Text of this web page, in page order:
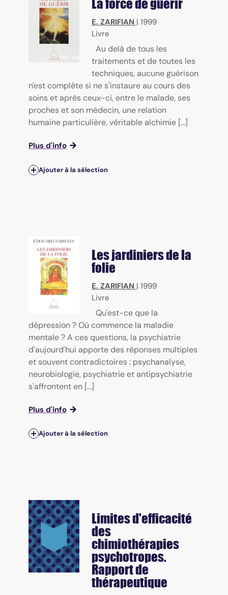
La force de guérir
E. ZARIFIAN | 1999
Livre
Au delà de tous les
traitements et de toutes les
techniques, aucune guérison
n'est complète si ne s'instaure au cours des
soins et après ceux-ci, entre le malade, ses
proches et son médecin, une relation
humaine particulière, véritable alchimie [...]
Plus d'info
Ajouter à la sélection
Les jardiniers de la
folie
E. ZARIFIAN | 1999
Livre
Qu'est-ce que la
dépression ? Où commence la maladie
mentale ? A ces questions, la psychiatrie
d'aujourd'hui apporte des réponses multiples
et souvent contradictoires : psychanalyse,
neurobiologie, psychiatrie et antipsychiatrie
s'affrontent en [...]
Plus d'info
Ajouter à la sélection
Limites d'efficacité
des
chimiothérapies
psychotropes.
Rapport de
thérapeutique